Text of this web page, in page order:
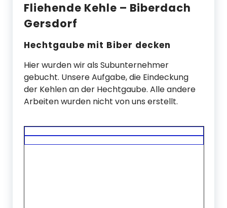
Fliehende Kehle – Biberdach
Gersdorf
Hechtgaube mit Biber decken
Hier wurden wir als Subunternehmer
gebucht. Unsere Aufgabe, die Eindeckung
der Kehlen an der Hechtgaube. Alle andere
Arbeiten wurden nicht von uns erstellt.